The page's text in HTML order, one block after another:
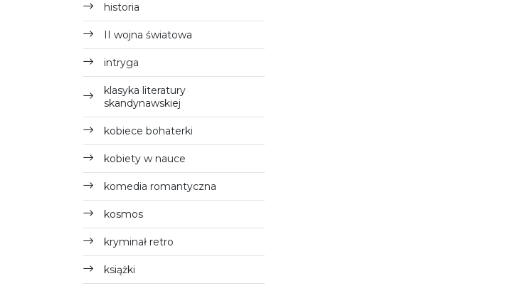
historia
II wojna światowa
intryga
klasyka literatury
skandynawskiej
kobiece bohaterki
kobiety w nauce
komedia romantyczna
kosmos
kryminał retro
książki